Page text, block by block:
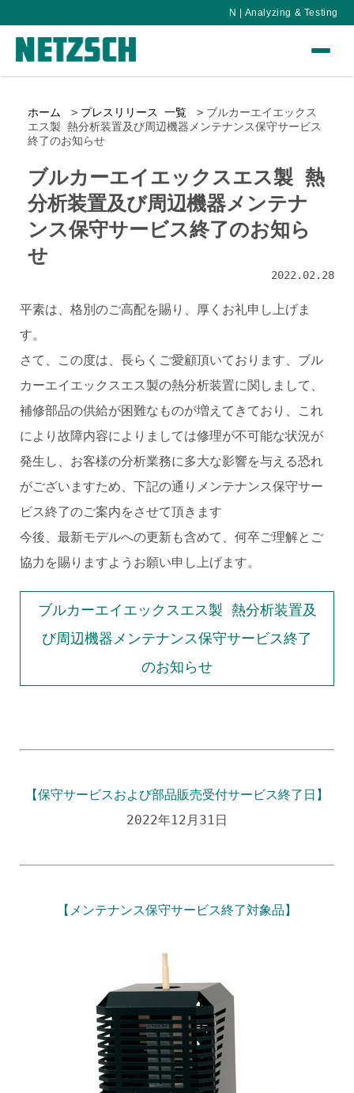
N | Analyzing & Testing
ホーム プレスリリース 一覧
ブルカーエイエックス
エス製 熱分析装置及び周辺機器メンテナンス保守サービス
終了のお知らせ
ブルカーエイエックスエス製 熱
分析装置及び周辺機器メンテナ
ンス保守サービス終了のお知ら
せ
2022.02.28
平素は、格別のご高配を賜り、厚くお礼申し上げま
す。
さて、この度は、長らくご愛顧頂いております、ブル
カーエイエックスエス製の熱分析装置に関しまして、
補修部品の供給が困難なものが増えてきており、これ
により故障内容によりましては修理が不可能な状況が
発生し、お客様の分析業務に多大な影響を与える恐れ
がございますため、下記の通りメンテナンス保守サー
ビス終了のご案内をさせて頂きます
今後、最新モデルへの更新も含めて、何卒ご理解とご
協力を賜りますようお願い申し上げます。
ブルカーエイエックスエス製 熱分析装置及
び周辺機器メンテナンス保守サービス終了
のお知らせ
【保守サービスおよび部品販売受付サービス終了日】
2022年12月31日
【メンテナンス保守サービス終了対象品】